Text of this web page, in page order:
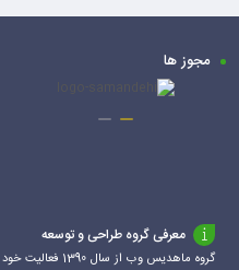
مجوز ها
معرفی گروه طراحی و توسعه
گروه ماهدیس وب